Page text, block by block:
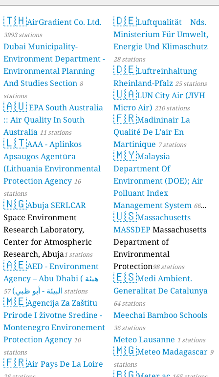
🇹🇭AirGradient Co. Ltd.
3993 stations
Dubai Municipality-
Environment Department -
Environmental Planning
And Studies Section 8
stations
🇦🇺EPA South Australia
:: Air Quality In South
Australia 11 stations
🇱🇹AAA - Aplinkos
Apsaugos Agentūra
(Lithuania Environmental
Protection Agency 16
stations
🇳🇬Abuja SERLCAR
Space Environment
Research Laboratory,
Center for Atmospheric
Research, Abuja1 stations
🇦🇪AED - Environment
Agency – Abu Dhabi ( هيئة
البيئة - أبو ظبي) 57 stations
🇲🇪Agencija Za Zaštitu
Prirode I životne Sredine -
Montenegro Environement
Protection Agency 10
stations
🇫🇷Air Pays De La Loire
🇩🇪Luftqualität | Nds.
Ministerium Für Umwelt,
Energie Und Klimaschutz
28 stations
🇩🇪Luftreinhaltung
Rheinland-Pfalz 25 stations
🇺🇦LUN City Air (ЛУН
Місто Air) 210 stations
🇫🇷Madininair La
Qualité De L’air En
Martinique 7 stations
🇲🇾Malaysia
Department Of
Environment (DOE); Air
Polluant Index
Management System 66
stations
🇺🇸Massachusetts
MASSDEP Massachusetts
Department of
Environmental
Protection98 stations
🇪🇸Medi Ambient.
Generalitat De Catalunya
64 stations
Meechai Bamboo Schools
36 stations
Meteo Lausanne 1 stations
🇲🇬Meteo Madagascar 9
stations